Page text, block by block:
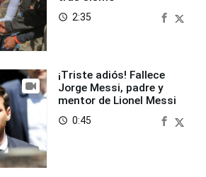
access_time 2:35
¡Triste adiós! Fallece
Jorge Messi, padre y
mentor de Lionel Messi
access_time 0:45